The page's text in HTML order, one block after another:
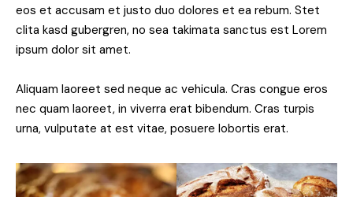
eos et accusam et justo duo dolores et ea rebum. Stet
clita kasd gubergren, no sea takimata sanctus est Lorem
ipsum dolor sit amet.
Aliquam laoreet sed neque ac vehicula. Cras congue eros
nec quam laoreet, in viverra erat bibendum. Cras turpis
urna, vulputate at est vitae, posuere lobortis erat.